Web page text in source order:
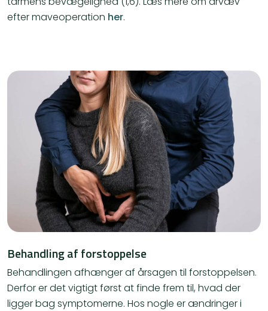
efter maveoperation her.
Behandling af forstoppelse
Behandlingen afhænger af årsagen til forstoppelsen.
Derfor er det vigtigt først at finde frem til, hvad der
ligger bag symptomerne. Hos nogle er ændringer i